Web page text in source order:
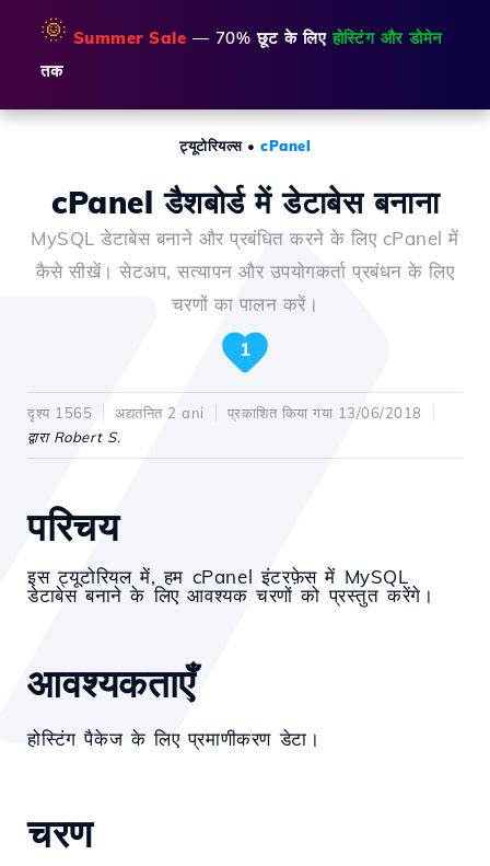
🌞 Summer Sale — 70% छूट के लिएहोस्टिंग और डोमेन
तक
ट्यूटोरियल्स• cPanel
cPanel डैशबोर्ड में डेटाबेस बनाना
MySQL डेटाबेस बनाने और प्रबंधित करने के लिए cPanel में
कैसे सीखें। सेटअप, सत्यापन और उपयोगकर्ता प्रबंधन के लिए
चरणों का पालन करें।
1
दृश्य 1565 अद्यतनित 2 ani
प्रकाशित किया गया 13/06/2018
द्वारा Robert S.
परिचय
इस ट्यूटोरियल में, हम cPanel इंटरफ़ेस में MySQL
डेटाबेस बनाने के लिए आवश्यक चरणों को प्रस्तुत करेंगे।
आवश्यकताएँ
होस्टिंग पैकेज के लिए प्रमाणीकरण डेटा।
चरण